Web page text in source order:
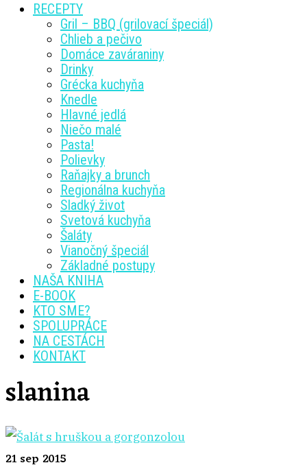
RECEPTY
Gril – BBQ (grilovací špeciál)
Chlieb a pečivo
Domáce zaváraniny
Drinky
Grécka kuchyňa
Knedle
Hlavné jedlá
Niečo malé
Pasta!
Polievky
Raňajky a brunch
Regionálna kuchyňa
Sladký život
Svetová kuchyňa
Šaláty
Vianočný špeciál
Základné postupy
NAŠA KNIHA
E-BOOK
KTO SME?
SPOLUPRÁCE
NA CESTÁCH
KONTAKT
slanina
21 sep 2015